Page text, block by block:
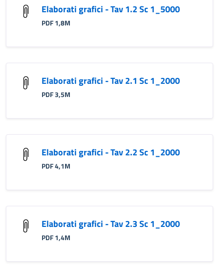
Elaborati grafici - Tav 1.2 Sc 1_5000
PDF 1,8M
Elaborati grafici - Tav 2.1 Sc 1_2000
PDF 3,5M
Elaborati grafici - Tav 2.2 Sc 1_2000
PDF 4,1M
Elaborati grafici - Tav 2.3 Sc 1_2000
PDF 1,4M